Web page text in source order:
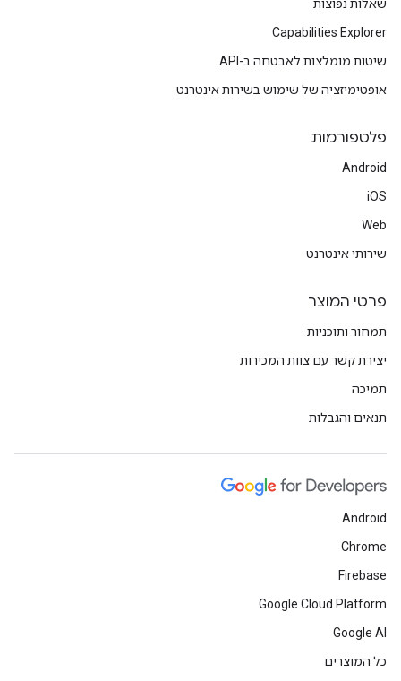
שאלות נפוצות
Capabilities Explorer
שיטות מומלצות לאבטחה ב-API
אופטימיזציה של שימוש בשירות אינטרנט
פלטפורמות
Android
iOS
Web
שירותי אינטרנט
פרטי המוצר
תמחור ותוכניות
יצירת קשר עם צוות המכירות
תמיכה
תנאים והגבלות
Android
Chrome
Firebase
Google Cloud Platform
Google AI
כל המוצרים